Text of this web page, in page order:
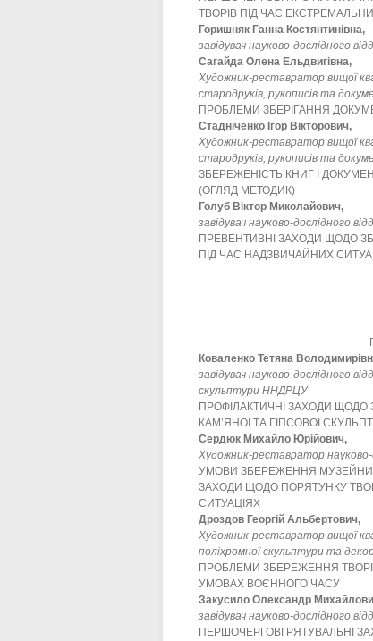
ТВОРІВ ПІД ЧАС
Горишняк Ганна Костянтинівна,
завідувач науково-дослідного
Сагайда Олена Ельдвигівна,
Художник-реставратор вищої
стародруків, рукописів та
ПРОБЛЕМИ ЗБЕРІГАННЯ
Стадніченко Ігор Вікторович,
Художник-реставратор вищої
стародруків, рукописів та
ЗБЕРЕЖЕНІСТЬ КНИГ І
(ОГЛЯД МЕТОДИК)
Голуб Віктор Миколайович,
завідувач науково-дослідного
ПРЕВЕНТИВНІ ЗАХОДИ ЩОДО
ПІД ЧАС НАДЗВИЧАЙНИХ
Коваленко Тетяна
завідувач науково-дослідного
скульптури ННДРЦУ
ПРОФІЛАКТИЧНІ ЗАХОДИ
КАМ’ЯНОЇ ТА ГІПСОВОЇ
Сердюк Михайло Юрійович,
Художник-реставратор науково-
УМОВИ ЗБЕРЕЖЕННЯ МУЗЕЙНИХ
ЗАХОДИ ЩОДО ПОРЯТУНКУ
СИТУАЦІЯХ
Дроздов Георгій Альбертович,
Художник-реставратор вищої
поліхромної скульптури та
ПРОБЛЕМИ ЗБЕРЕЖЕННЯ
УМОВАХ ВОЄННОГО ЧАСУ
Закусило Олександр
завідувач науково-дослідного
ПЕРШОЧЕРГОВІ РЯТУВАЛЬНІ